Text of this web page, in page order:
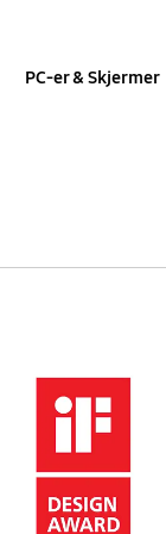
PC-er & Skjermer